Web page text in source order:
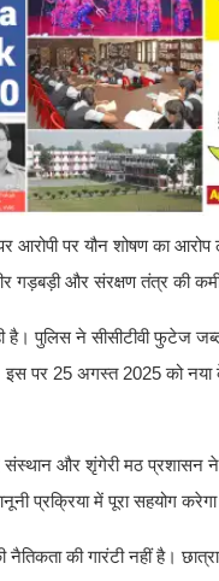
पर यौन शोषण का
गड़बड़ी और संरक्षण तंत्र की
पुलिस ने सीसीटीवी फुटेज
इस पर 25 अगस्त 2025 को
और शृंगेरी मठ प्रशासन
प्रक्रिया में पूरा सहयोग
नैतिकता की गारंटी नहीं है।